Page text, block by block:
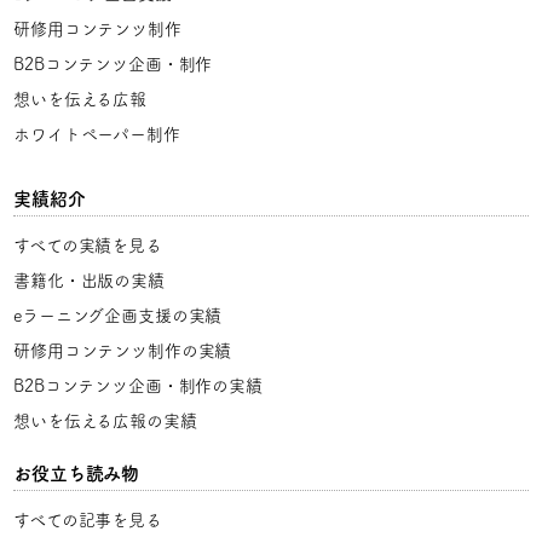
研修用コンテンツ制作
B2Bコンテンツ企画・制作
想いを伝える広報
ホワイトペーパー制作
実績紹介
すべての実績を見る
書籍化・出版の実績
eラーニング企画支援の実績
研修用コンテンツ制作の実績
B2Bコンテンツ企画・制作の実績
想いを伝える広報の実績
お役立ち読み物
すべての記事を見る